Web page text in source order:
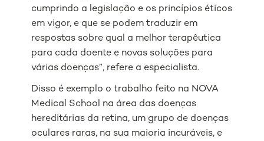
cumprindo a legislação e os princípios éticos
em vigor, e que se podem traduzir em
respostas sobre qual a melhor terapêutica
para cada doente e novas soluções para
várias doenças”, refere a especialista.
Disso é exemplo o trabalho feito na NOVA
Medical School na área das doenças
hereditárias da retina, um grupo de doenças
oculares raras, na sua maioria incuráveis, e